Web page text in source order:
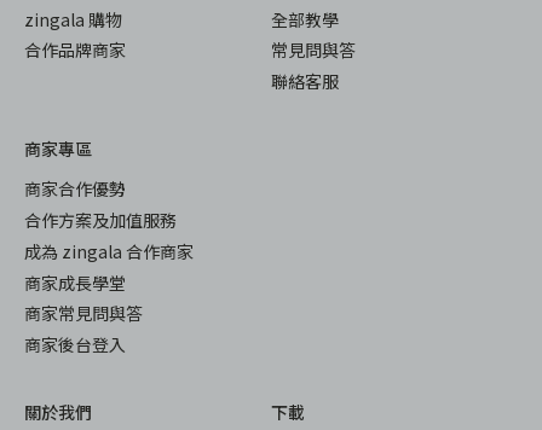
zingala 購物
合作品牌商家
全部教學
常見問與答
聯絡客服
商家專區
商家合作優勢
合作方案及加值服務
成為 zingala 合作商家
商家成長學堂
商家常見問與答
商家後台登入
關於我們 下載